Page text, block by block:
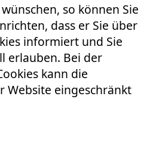
so können Sie
dass er Sie über
informiert und Sie
erlauben. Bei der
kann die
Website eingeschränkt